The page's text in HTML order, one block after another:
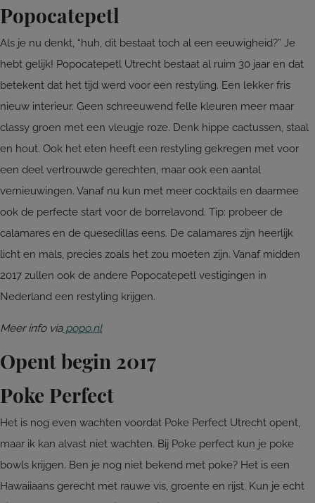
Popocatepetl
Als je nu denkt, “huh, dit bestaat toch al een eeuwigheid?” Je
hebt gelijk! Popocatepetl Utrecht bestaat al ruim 30 jaar en dat
betekent dat het tijd werd voor een restyling. Een lekker fris
nieuw interieur. Geen schreeuwend felle kleuren meer maar
classy groen met een vleugje roze. Denk hippe cactussen, staal
en hout. Ook het eten heeft een restyling gekregen met voor
een deel vertrouwde gerechten, maar ook een aantal
vernieuwingen. Vanaf nu kun met meer cocktails en daarmee
ook de perfecte start voor de borrelavond. Tip: probeer de
calamares en de quesedillas eens. De calamares zijn heerlijk
licht en mals, precies zoals het zou moeten zijn. Vanaf midden
2017 zullen ook de andere Popocatepetl vestigingen in
Nederland een restyling krijgen.
Meer info viapopo.nl
Opent begin 2017
Poke Perfect
Het is nog even wachten voordat Poke Perfect Utrecht opent,
maar ik kan alvast niet wachten. Bij Poke perfect kun je poke
bowls krijgen. Ben je nog niet bekend met poke? Het is een
Hawaiiaans gerecht met rauwe vis, groente en rijst. Kun je echt